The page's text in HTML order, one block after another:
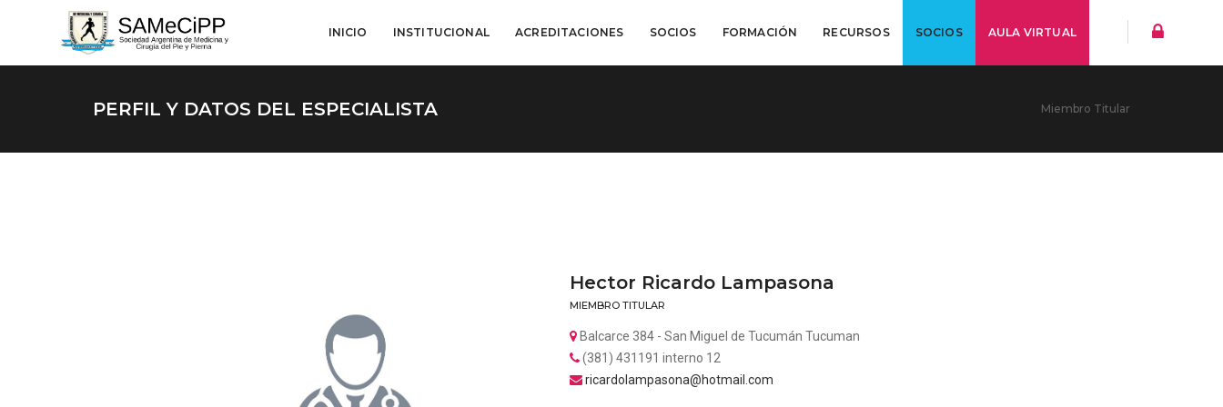
INICIO INSTITUCIONAL ACREDITACIONES SOCIOS FORMACIÓN RECURSOS SOCIOS AULA VIRTUAL
PERFIL Y DATOS DEL ESPECIALISTA Miembro Titular
Hector Ricardo Lampasona
MIEMBRO TITULAR
Balcarce 384 - San Miguel de Tucumán Tucuman
(381) 431191 interno 12
ricardolampasona@hotmail.com